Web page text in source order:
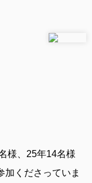
様、25年14名様
加くださっていま